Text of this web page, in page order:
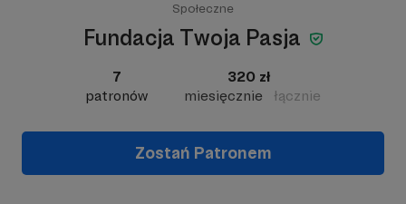
Społeczne
Fundacja Twoja Pasja
7
patronów
320 zł
miesięcznie
łącznie
Zostań Patronem